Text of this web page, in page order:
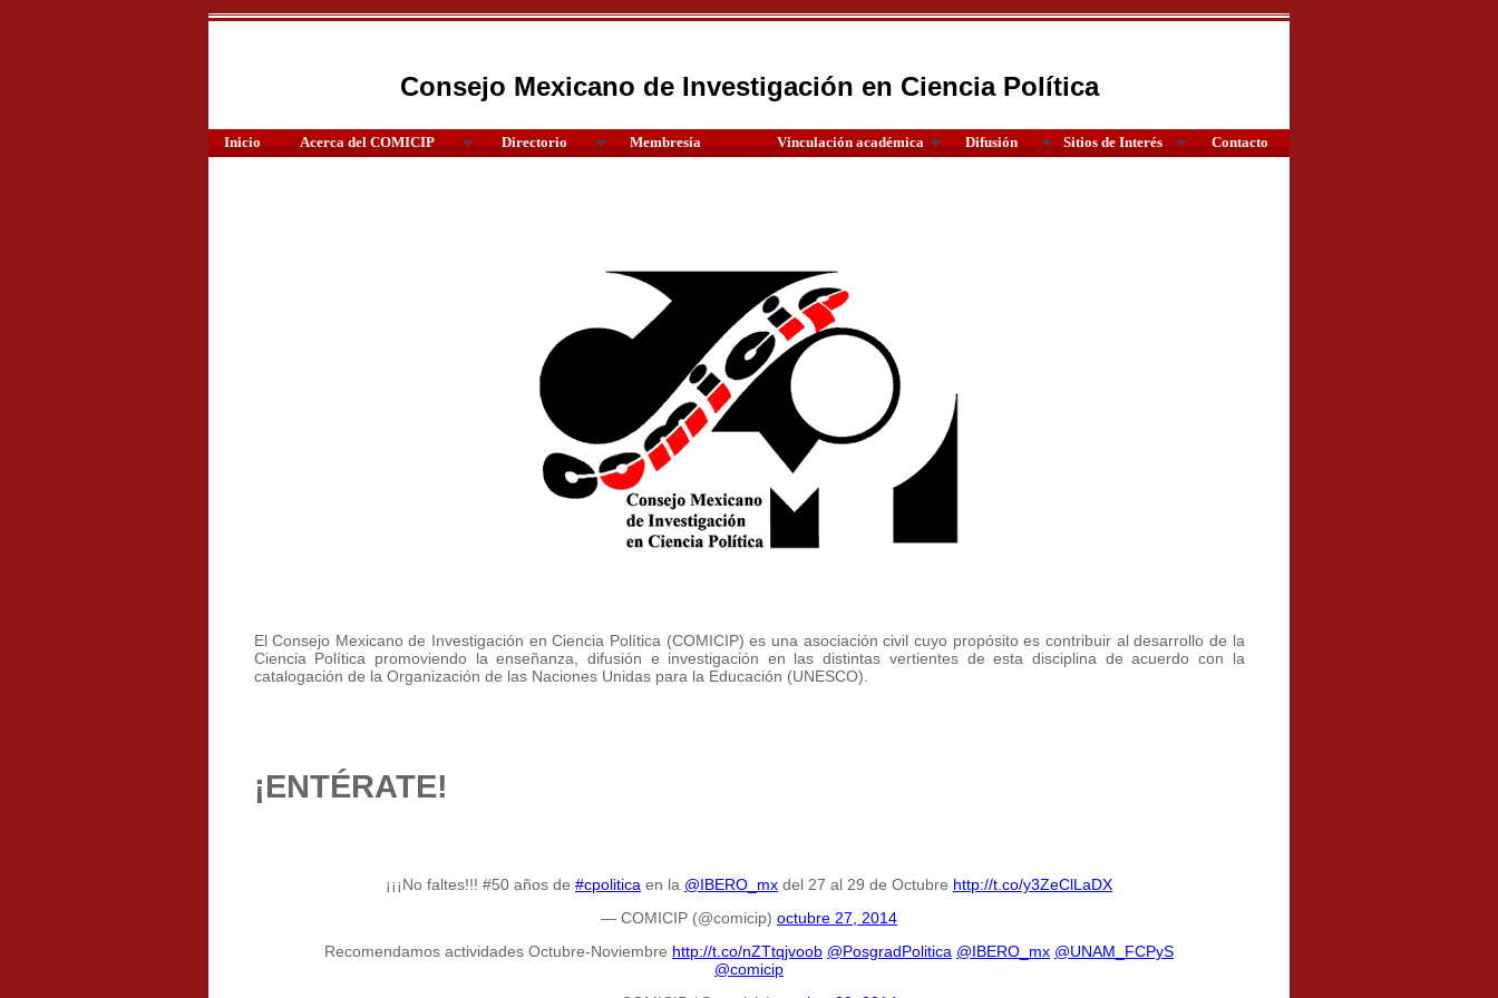
Consejo Mexicano de Investigación en Ciencia Política
Inicio Acerca del COMICIP Directorio Membresía Vinculación académica Difusión Sitios de Interés Contacto
El Consejo Mexicano de Investigación en Ciencia Política (COMICIP) es una asociación civil cuyo propósito es contribuir al desarrollo de la
Ciencia Política promoviendo la enseñanza, difusión e investigación en las distintas vertientes de esta disciplina de acuerdo con la
catalogación de la Organización de las Naciones Unidas para la Educación (UNESCO).
¡ENTÉRATE!
¡¡¡No faltes!!! #50 años de #cpolitica en la @IBERO_mx del 27 al 29 de Octubre http://t.co/y3ZeClLaDX
— COMICIP (@comicip) octubre 27, 2014
Recomendamos actividades Octubre-Noviembre http://t.co/nZTtqjvoob @PosgradPolitica @IBERO_mx @UNAM_FCPyS
@comicip